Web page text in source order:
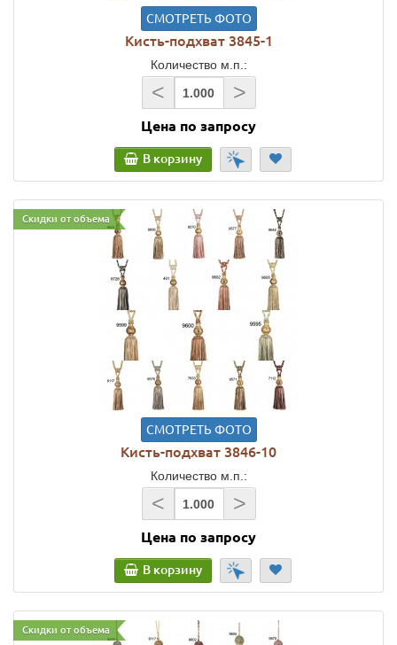
СМОТРЕТЬ ФОТО
Кисть-подхват 3845-1
Количество м.п.:
< >
Цена по запросу
В корзину
Скидки от объема
СМОТРЕТЬ ФОТО
Кисть-подхват 3846-10
Количество м.п.:
< >
Цена по запросу
В корзину
Скидки от объема